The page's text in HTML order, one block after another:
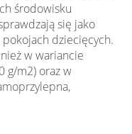
środowisku
się jako
dziecięcych.
w wariancie
g/m2) oraz w